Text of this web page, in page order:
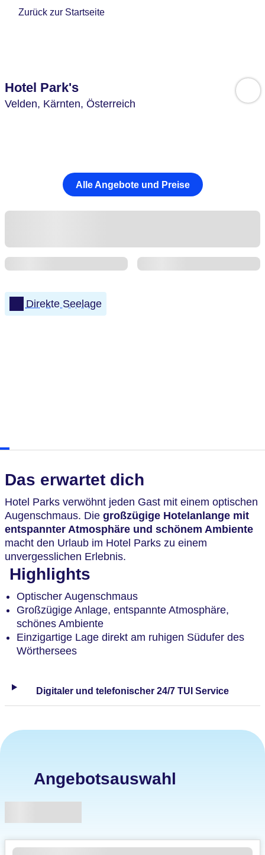
Zurück zur Startseite
Hotel Park's
Velden, Kärnten, Österreich
Alle Angebote und Preise
Direkte Seelage
Das erwartet dich
Hotel Parks verwöhnt jeden Gast mit einem optischen
Augenschmaus. Die großzügige Hotelanlange mit
entspannter Atmosphäre und schönem Ambiente
macht den Urlaub im Hotel Parks zu einem
unvergesslichen Erlebnis.
Highlights
Optischer Augenschmaus
Großzügige Anlage, entspannte Atmosphäre,
schönes Ambiente
Einzigartige Lage direkt am ruhigen Südufer des
Wörthersees
Digitaler und telefonischer 24/7 TUI Service
Angebotsauswahl